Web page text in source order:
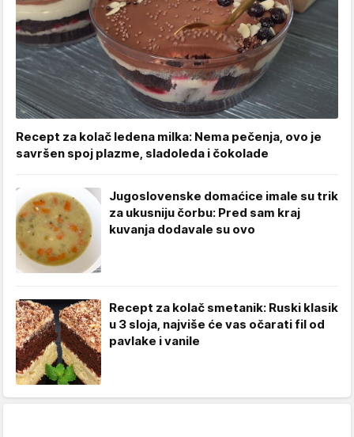
Recept za kolač ledena milka: Nema pečenja, ovo je
savršen spoj plazme, sladoleda i čokolade
Jugoslovenske domaćice imale su trik
za ukusniju čorbu: Pred sam kraj
kuvanja dodavale su ovo
Recept za kolač smetanik: Ruski klasik
u 3 sloja, najviše će vas očarati fil od
pavlake i vanile